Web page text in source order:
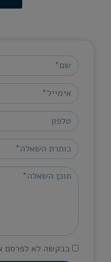
בבקשה לא לפרסם